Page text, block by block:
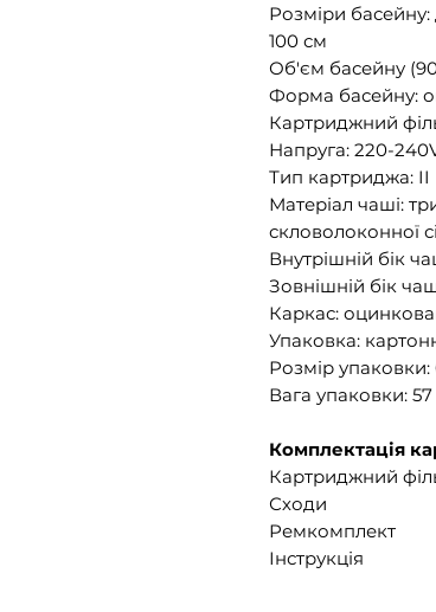
Розміри
100 см
Об'єм басейну
Форма басейну:
Картриджний
Напруга: 220-
Тип картриджа: II
Матеріал чаші:
скловолоконної
Внутрішній бік
Зовнішній бік
Каркас:
Упаковка:
Розмір упаковки:
Вага упаковки: 57
Комплектація
Картриджний
Сходи
Ремкомплект
Інструкція